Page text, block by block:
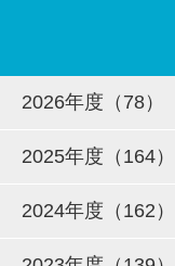
2026年度（78）
2025年度（164）
2024年度（162）